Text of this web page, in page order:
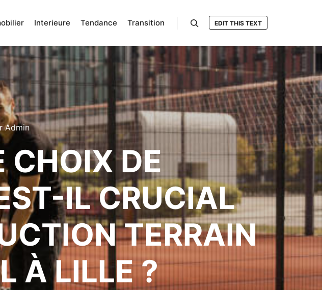
Interieure Tendance Transition EDIT THIS TEXT
Admin
CHOIX DE
IL CRUCIAL
TERRAIN
À LILLE ?